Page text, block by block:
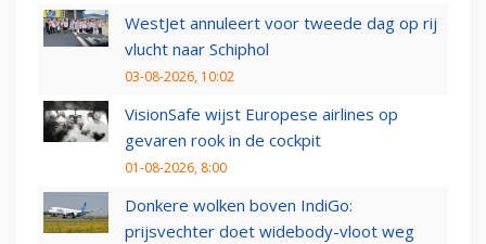
WestJet annuleert voor tweede dag op rij
vlucht naar Schiphol
03-08-2026, 10:02
VisionSafe wijst Europese airlines op
gevaren rook in de cockpit
01-08-2026, 8:00
Donkere wolken boven IndiGo:
prijsvechter doet widebody-vloot weg